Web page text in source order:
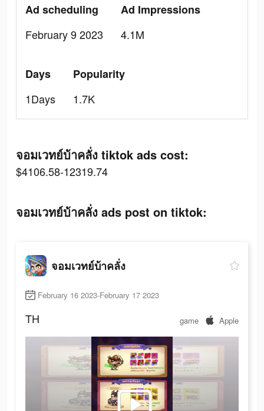
Ad scheduling
February 9 2023
Ad Impressions
4.1M
Days
1Days
Popularity
1.7K
จอมเวทย์บ้าคลั่ง tiktok ads cost:
$4106.58-12319.74
จอมเวทย์บ้าคลั่ง ads post on tiktok:
จอมเวทย์บ้าคลั่ง
February 16 2023-February 17 2023
TH game Apple